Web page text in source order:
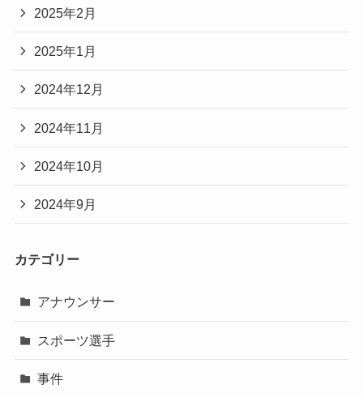
2025年2月
2025年1月
2024年12月
2024年11月
2024年10月
2024年9月
カテゴリー
アナウンサー
スポーツ選手
事件